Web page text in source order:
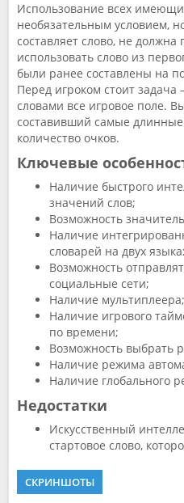
Использование всех
необязательным условием,
составляет слово, не
использовать слово из
были ранее составлены на
Перед игроком стоит
словами все игровое поле.
составивший самые
количество очков.
Ключевые
Наличие быстрого
значений слов;
Возможность
Наличие
словарей на двух
Возможность
социальные сети;
Наличие мультиплеера;
Наличие игрового
по времени;
Возможность выбрать
Наличие режима
Наличие глобального
Недостатки
Искусственный
стартовое слово,
СКРИНШОТЫ